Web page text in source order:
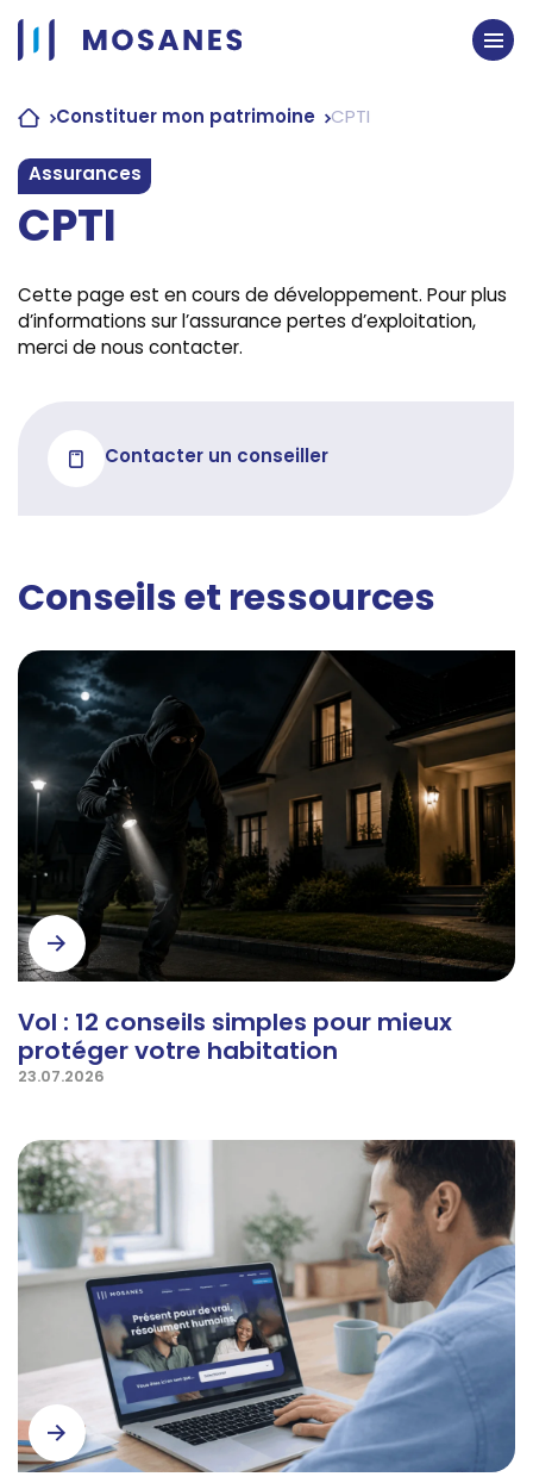
Passer
contenu
Constituer mon patrimoine CPTI
Assurances
CPTI
Cette page est en cours de développement. Pour plus
d’informations sur l’assurance pertes d’exploitation,
merci de nous contacter.
Contacter un conseiller
Conseils et ressources
Vol : 12 conseils simples pour mieux
protéger votre habitation
23.07.2026